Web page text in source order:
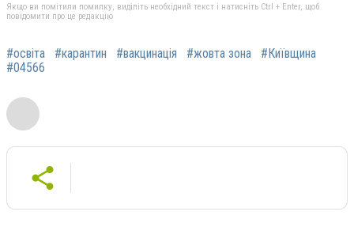
Якщо ви помітили помилку, виділіть необхідний текст і натисніть Ctrl + Enter, щоб
повідомити про це редакцію
#освіта #карантин #вакцинація #жовта зона
#Київщина
#04566